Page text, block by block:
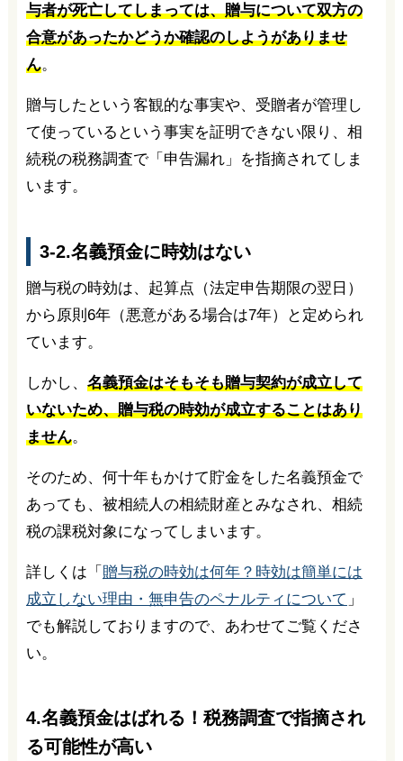
与者が死亡してしまっては、贈与について双方の
合意があったかどうか確認のしようがありませ
ん。
贈与したという客観的な事実や、受贈者が管理し
て使っているという事実を証明できない限り、相
続税の税務調査で「申告漏れ」を指摘されてしま
います。
3-2.名義預金に時効はない
贈与税の時効は、起算点（法定申告期限の翌日）
から原則6年（悪意がある場合は7年）と定められ
ています。
しかし、 名義預金はそもそも贈与契約が成立して
いないため、贈与税の時効が成立することはあり
ません。
そのため、何十年もかけて貯金をした名義預金で
あっても、被相続人の相続財産とみなされ、相続
税の課税対象になってしまいます。
詳しくは「 贈与税の時効は何年？時効は簡単には
成立しない理由・無申告のペナルティについて 」
でも解説しておりますので、あわせてご覧くださ
い。
4.名義預金はばれる！税務調査で指摘され
る可能性が高い